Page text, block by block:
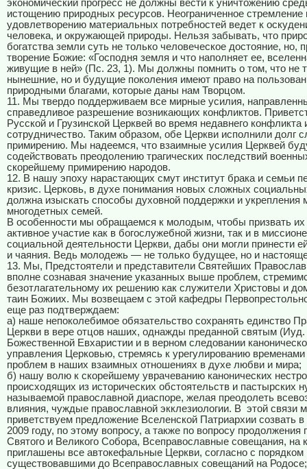
экономический прогресс не должны вести к уничтожению
истощению природных ресурсов. Неограниченное стремление
удовлетворению материальных потребностей ведет к
человека, и окружающей природы. Нельзя забывать, что
богатства земли суть не только человеческое достояние, но,
творение Божие: «Господня земля и что наполняет ее,
живущие в ней» (Пс. 23, 1). Мы должны помнить о том, что не
нынешние, но и будущие поколения имеют право на
природными благами, которые даны нам Творцом.
11. Мы твердо поддерживаем все мирные усилия,
справедливое разрешение возникающих конфликтов.
Русской и Грузинской Церквей во время недавнего конфликта
сотрудничество. Таким образом, обе Церкви исполнили долг
примирению. Мы надеемся, что взаимные усилия Церквей
содействовать преодолению трагических последствий
скорейшему примирению народов.
12. В нашу эпоху нарастающих смут институт брака и семьи
кризис. Церковь, в духе понимания новых сложных
должна изыскать способы духовной поддержки и укрепления
многодетных семей.
В особенности мы обращаемся к молодым, чтобы призвать их
активное участие как в богослужебной жизни, так и в
социальной деятельности Церкви, дабы они могли принести
и чаяния. Ведь молодежь — не только будущее, но и
13. Мы, Предстоятели и представители Святейших
вполне сознавая значение указанных выше проблем,
безотлагательному их решению как служители Христовы и
таин Божиих. Мы возвещаем с этой кафедры
еще раз подтверждаем:
а) наше непоколебимое обязательство сохранять единство
Церкви в вере отцов наших, однажды преданной святым (Иуд.
Божественной Евхаристии и в верном следовании
управления Церковью, стремясь к урегулированию
проблем в наших взаимных отношениях в духе любви и мира;
б) нашу волю к скорейшему уврачеванию канонических
происходящих из исторических обстоятельств и пастырских
называемой православной диаспоре, желая преодолеть
влияния, чуждые православной экклезиологии. В этой связи
приветствуем предложение Вселенской Патриархии созвать
2009 году, по этому вопросу, а также по вопросу продолжения
Святого и Великого Собора, Всеправославные совещания, на
приглашены все автокефальные Церкви, согласно с порядком
существовавшими до Всеправославных совещаний на Родосе;